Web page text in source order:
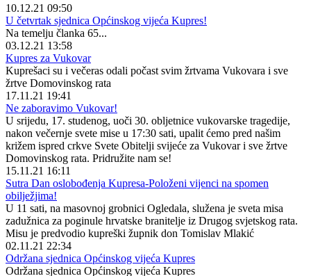
10.12.21 09:50
U četvrtak sjednica Općinskog vijeća Kupres!
Na temelju članka 65...
03.12.21 13:58
Kupres za Vukovar
Kuprešaci su i večeras odali počast svim žrtvama Vukovara i sve
žrtve Domovinskog rata
17.11.21 19:41
Ne zaboravimo Vukovar!
U srijedu, 17. studenog, uoči 30. obljetnice vukovarske tragedije,
nakon večernje svete mise u 17:30 sati, upalit ćemo pred našim
križem ispred crkve Svete Obitelji svijeće za Vukovar i sve žrtve
Domovinskog rata. Pridružite nam se!
15.11.21 16:11
Sutra Dan oslobođenja Kupresa-Položeni vijenci na spomen
obilježjima!
U 11 sati, na masovnoj grobnici Ogledala, služena je sveta misa
zadužnica za poginule hrvatske branitelje iz Drugog svjetskog rata.
Misu je predvodio kupreški župnik don Tomislav Mlakić
02.11.21 22:34
Održana sjednica Općinskog vijeća Kupres
Održana sjednica Općinskog vijeća Kupres